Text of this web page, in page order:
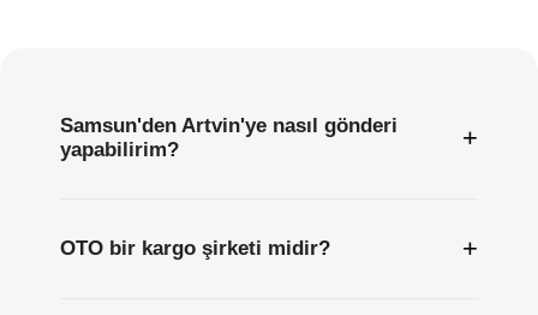
Samsun'den Artvin'ye nasıl gönderi
yapabilirim?
+
OTO bir kargo şirketi midir? +